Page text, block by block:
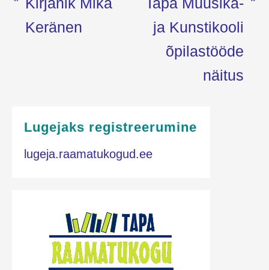
Keränen
ja Kunstikooli
õpilastööde
näitus
Lugejaks registreerumine
lugeja.raamatukogud.ee